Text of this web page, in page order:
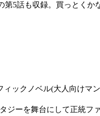
第5話も収録。買っとくか
ックノベル(大人向けマン
ジーを舞台にして正統フ